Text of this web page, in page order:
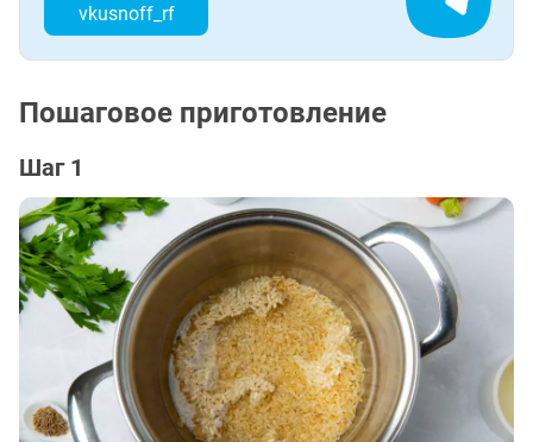
vkusnoff_rf
Пошаговое приготовление
Шаг 1